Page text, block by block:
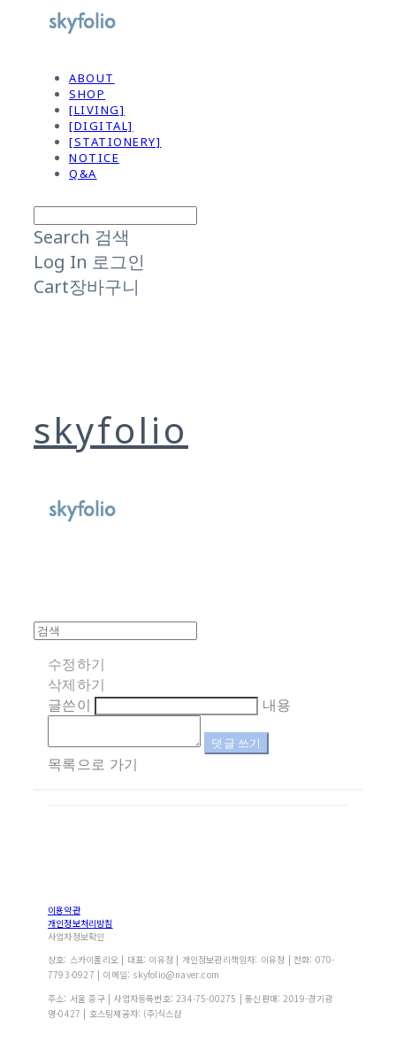
ABOUT
SHOP
[LIVING]
[DIGITAL]
[STATIONERY]
NOTICE
Q&A
Search 검색
Log In 로그인
Cart장바구니
skyfolio
수정하기
삭제하기
글쓴이
내용
댓글 쓰기
목록으로 가기
이용약관
개인정보처리방침
사업자정보확인
상호: 스카이폴리오 | 대표: 이유정 | 개인정보관리책임자: 이유정 | 전화: 070-
7793-0927 | 이메일: skyfolio@naver.com
주소: 서울 중구 | 사업자등록번호: 234-75-00275 | 통신판매: 2019-경기광
명-0427 | 호스팅제공자: (주)식스샵